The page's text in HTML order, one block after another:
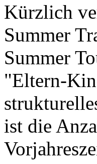
Kürzlich
Summer
Summer
"Eltern-
ist die